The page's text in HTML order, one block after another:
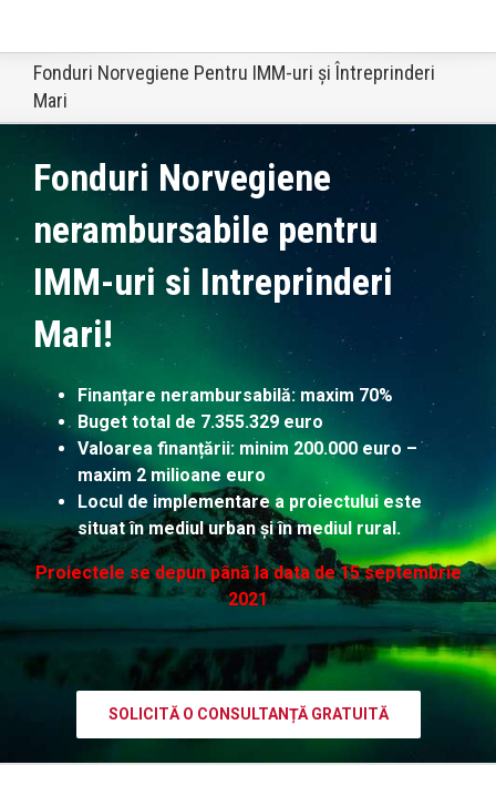
Fonduri Norvegiene Pentru IMM-uri și Întreprinderi
Mari
Fonduri Norvegiene
nerambursabile pentru
IMM-uri si Intreprinderi
Mari!
Finanțare nerambursabilă: maxim 70%
Buget total de 7.355.329 euro
Valoarea finanțării: minim 200.000 euro –
maxim 2 milioane euro
Locul de implementare a proiectului este
situat în mediul urban și în mediul rural.
Proiectele se depun până la data de 15 septembrie
2021
SOLICITĂ O CONSULTANȚĂ GRATUITĂ